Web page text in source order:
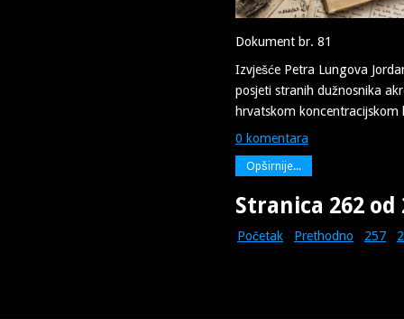
Dokument br. 81
Izvješće Petra Lungova
posjeti stranih dužnosnika
hrvatskom koncentracijskom
0 komentara
Opširnije...
Stranica 262 od
Početak Prethodno 257